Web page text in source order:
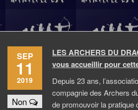
SEP
11
2019
Non
LES ARCHERS DU
vous accueillir pour
Depuis 23 ans,
compagnie des Archers
de promouvoir la pratique